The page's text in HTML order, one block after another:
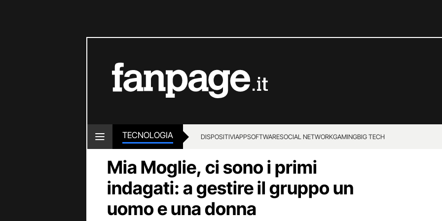
TECNOLOGIA DISPOSITIVIAPPSOFTWARESOCIAL NETWORKGAMINGBIG TECH
Mia Moglie, ci sono i primi
indagati: a gestire il gruppo un
uomo e una donna